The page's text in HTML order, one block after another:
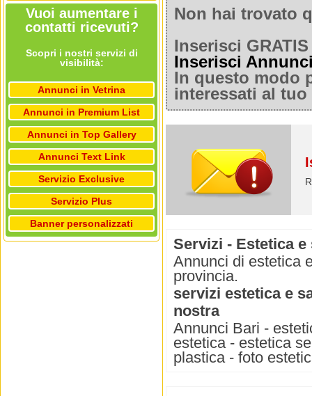
Vuoi aumentare i
contatti ricevuti?
Scopri i nostri servizi di
visibilità:
Annunci in Vetrina
Annunci in Premium List
Annunci in Top Gallery
Annunci Text Link
Servizio Exclusive
Servizio Plus
Banner personalizzati
Non hai trovato
Inserisci
Inserisci
In questo modo
interessati al
Servizi - Estetica e
Annunci di estetica
provincia.
servizi estetica e
nostra
Annunci Bari -
estetica - estetica
plastica - foto